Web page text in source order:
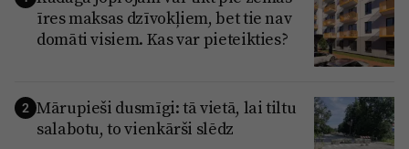
īres maksas dzīvokļiem, bet tie nav
domāti visiem. Kas var pieteikties?
2 Mārupieši dusmīgi: tā vietā, lai tiltu
salabotu, to vienkārši slēdz